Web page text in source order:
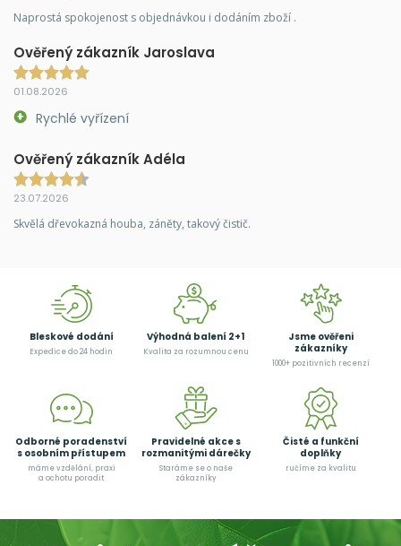
Naprostá spokojenost s objednávkou i dodáním zboží .
Ověřený zákazník Jaroslava
01.08.2026
Rychlé vyřízení
Ověřený zákazník Adéla
23.07.2026
Skvělá dřevokazná houba, záněty, takový čistič.
Bleskové dodání
Expedice do 24 hodin
Výhodná balení 2+1
Kvalita za rozumnou cenu
Jsme ověřeni
zákazníky
1000+ pozitivních recenzí
Odborné poradenství
s osobním přístupem
máme vzdělání, praxi
a ochotu poradit
Pravidelné akce s
rozmanitými dárečky
Staráme se o naše
zákazníky
Čisté a funkční
doplňky
ručíme za kvalitu